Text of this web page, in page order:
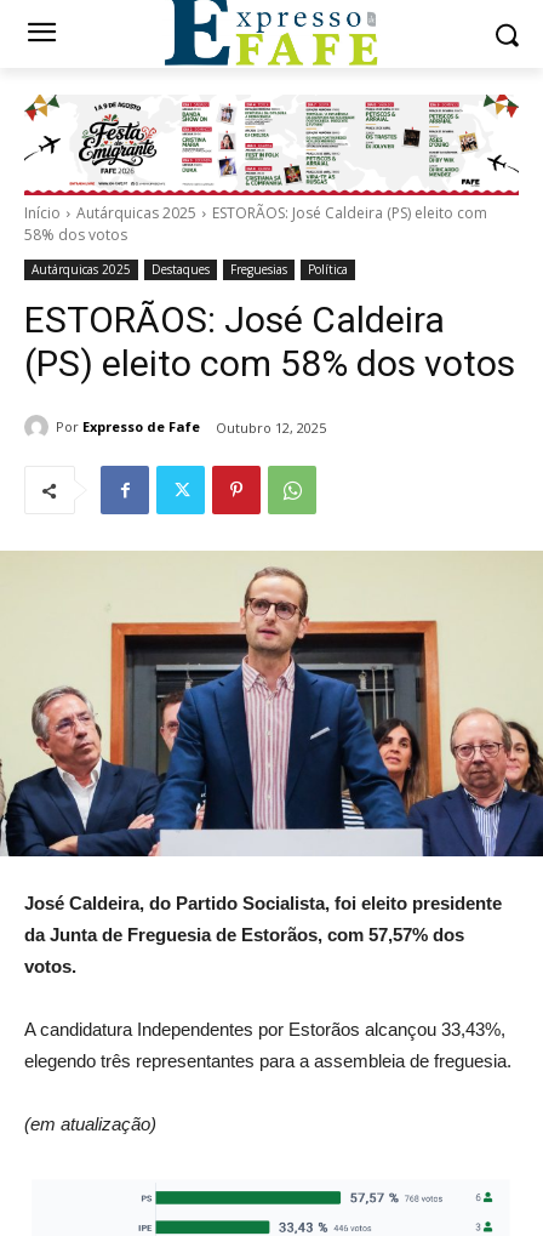
Início Autárquicas 2025
ESTORÃOS: José Caldeira (PS) eleito com
58% dos votos
Autárquicas 2025 Destaques Freguesias Política
ESTORÃOS: José Caldeira
(PS) eleito com 58% dos votos
Por Expresso de Fafe Outubro 12, 2025
José Caldeira, do Partido Socialista, foi eleito presidente
da Junta de Freguesia de Estorãos, com 57,57% dos
votos.
A candidatura Independentes por Estorãos alcançou 33,43%,
elegendo três representantes para a assembleia de freguesia.
(em atualização)